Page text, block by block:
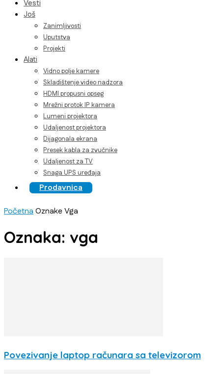
Vesti
Još
Zanimljivosti
Uputstva
Projekti
Alati
Vidno polje kamere
Skladištenje video nadzora
HDMI propusni opseg
Mrežni protok IP kamera
Lumeni projektora
Udaljenost projektora
Dijagonala ekrana
Presek kabla za zvučnike
Udaljenost za TV
Snaga UPS uređaja
Prodavnica
PočetnaOznakeVga
Oznaka: vga
Povezivanje laptop računara sa televizorom